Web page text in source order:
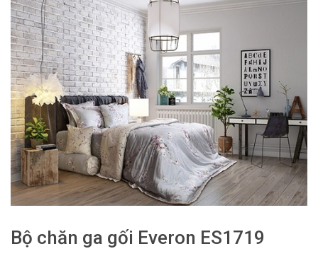
Bộ chăn ga gối Everon ES1719